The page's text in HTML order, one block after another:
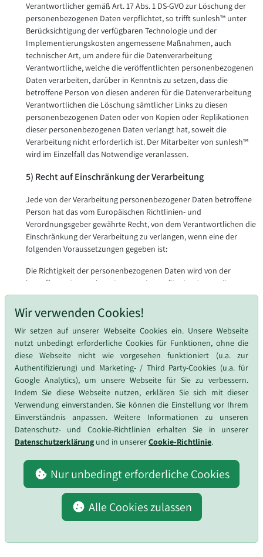
Verantwortlicher gemäß Art. 17 Abs. 1 DS-GVO zur Löschung der
personenbezogenen Daten verpflichtet, so trifft sunlesh™ unter
Berücksichtigung der verfügbaren Technologie und der
Implementierungskosten angemessene Maßnahmen, auch
technischer Art, um andere für die Datenverarbeitung
Verantwortliche, welche die veröffentlichten personenbezogenen
Daten verarbeiten, darüber in Kenntnis zu setzen, dass die
betroffene Person von diesen anderen für die Datenverarbeitung
Verantwortlichen die Löschung sämtlicher Links zu diesen
personenbezogenen Daten oder von Kopien oder Replikationen
dieser personenbezogenen Daten verlangt hat, soweit die
Verarbeitung nicht erforderlich ist. Der Mitarbeiter von sunlesh™
wird im Einzelfall das Notwendige veranlassen.
5) Recht auf Einschränkung der Verarbeitung
Jede von der Verarbeitung personenbezogener Daten betroffene
Person hat das vom Europäischen Richtlinien- und
Verordnungsgeber gewährte Recht, von dem Verantwortlichen die
Einschränkung der Verarbeitung zu verlangen, wenn eine der
folgenden Voraussetzungen gegeben ist:
Die Richtigkeit der personenbezogenen Daten wird von der
betroffenen Person bestritten, und zwar für eine Dauer, die es
dem Verantwortlichen ermöglicht, die Richtigkeit der
personenbezogenen Daten zu überprüfen.
Die Verarbeitung ist unrechtmäßig, die betroffene Person lehnt
die Löschung der personenbezogenen Daten ab und verlangt
stattdessen die Einschränkung der Nutzung der
personenbezogenen Daten.
Der Verantwortliche benötigt die personenbezogenen Daten für
die Zwecke der Verarbeitung nicht länger, die betroffene Person
benötigt sie jedoch zur Geltendmachung, Ausübung oder
Verteidigung von Rechtsansprüchen.
Die betroffene Person hat Widerspruch gegen die Verarbeitung
gem. Art. 21 Abs. 1 DS-GVO eingelegt und es steht noch nicht fest,
ob die berechtigten Gründe des Verantwortlichen gegenüber
denen der betroffenen Person überwiegen.
Sofern eine der oben genannten Voraussetzungen gegeben ist
und eine betroffene Person die Einschränkung von
verlangen möchte, kann sie sich hierzu jederzeit an einen
Wir verwenden Cookies!
Wir setzen auf unserer Webseite Cookies ein. Unsere Webseite
nutzt unbedingt erforderliche Cookies für Funktionen, ohne die
diese Webseite nicht wie vorgesehen funktioniert (u.a. zur
Authentifizierung) und Marketing- / Third Party-Cookies (u.a. für
Google Analytics), um unsere Webseite für Sie zu verbessern.
Indem Sie diese Webseite nutzen, erklären Sie sich mit dieser
Verwendung einverstanden. Sie können die Einstellung vor Ihrem
Einverständnis anpassen. Weitere Informationen zu unseren
Datenschutz- und Cookie-Richtlinien erhalten Sie in unserer
Datenschutzerklärung und in unsererCookie-Richtlinie.
Nur unbedingt erforderliche Cookies
Alle Cookies zulassen